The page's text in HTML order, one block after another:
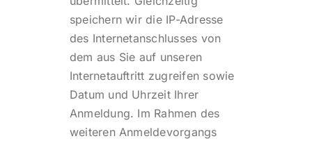
speichern wir die IP-Adresse
des Internetanschlusses von
dem aus Sie auf unseren
Internetauftritt zugreifen sowie
Datum und Uhrzeit Ihrer
Anmeldung. Im Rahmen des
weiteren Anmeldevorgangs